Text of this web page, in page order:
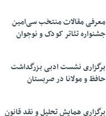
معرفی مقالات منتخب سی‌امین
جشنواره تئاتر کودک و نوجوان
برگزاری نشست ادبی بزرگداشت
حافظ و مولانا در صربستان
برگزاری همایش تحلیل و نقد قانون